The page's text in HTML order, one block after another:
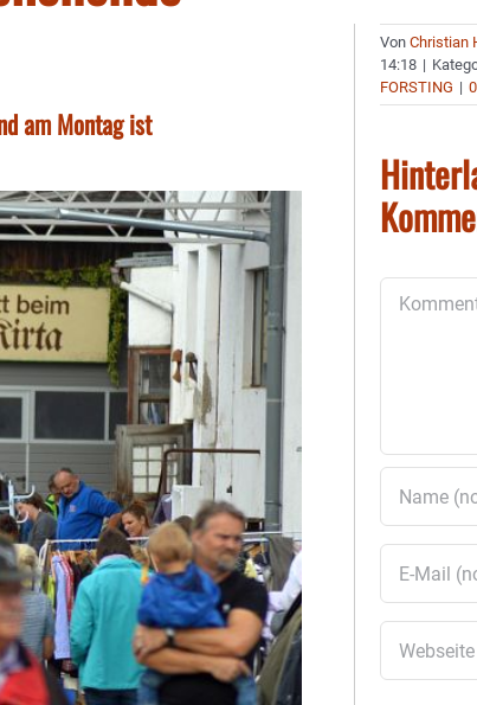
am Montag ist
VonChristian
14:18 |
FORSTING |